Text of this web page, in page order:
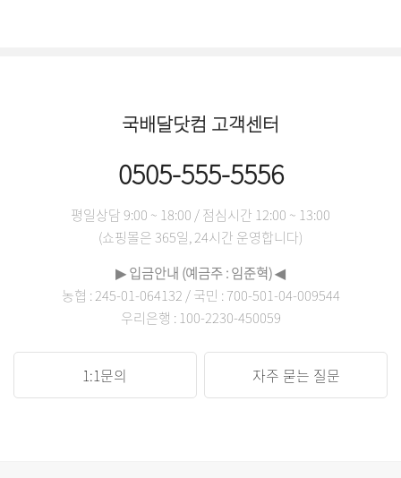
국배달닷컴 고객센터
0505-555-5556
평일상담 9:00 ~ 18:00 / 점심시간 12:00 ~ 13:00
(쇼핑몰은 365일, 24시간 운영합니다)
▶ 입금안내 (예금주 : 임준혁) ◀
농협 : 245-01-064132 / 국민 : 700-501-04-009544
우리은행 : 100-2230-450059
1:1문의 자주 묻는 질문